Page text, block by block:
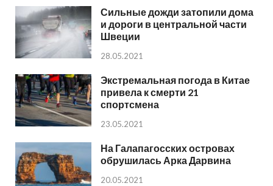
Сильные дожди затопили дома
и дороги в центральной части
Швеции
28.05.2021
Экстремальная погода в Китае
привела к смерти 21
спортсмена
23.05.2021
На Галапагосских островах
обрушилась Арка Дарвина
20.05.2021